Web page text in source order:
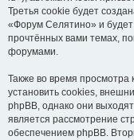
Третья cookie будет
«Форум Селятино» и
прочтённых вами темах,
форумами.
Также во время
установить cookies,
phpBB, однако они
является рассмотрение
обеспечением phpBB.